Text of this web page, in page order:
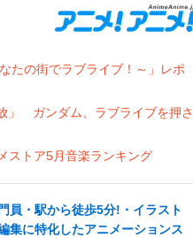
たの街でラブライブ！～」レポ
」 ガンダム、ラブライブを押さ
ストア5月音楽ランキング
員・駅から徒歩5分!・イラスト
集に特化したアニメーションス